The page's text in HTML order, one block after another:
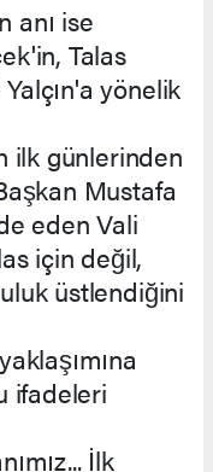
anı ise
Talas
yönelik
ilk günlerinden
Mustafa
eden Vali
için değil,
üstlendiğini
ifadeleri
İlk